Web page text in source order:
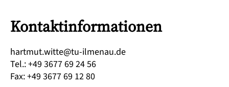
Kontaktinformationen
ed.uanemli-ut@ettiw.tumtrah
Tel.:+49 3677 69 24 56
Fax:+49 3677 69 12 80